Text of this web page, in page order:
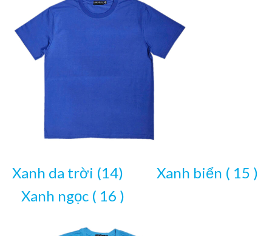
Xanh da trời (14) Xanh biển ( 15 )
Xanh ngọc ( 16 )